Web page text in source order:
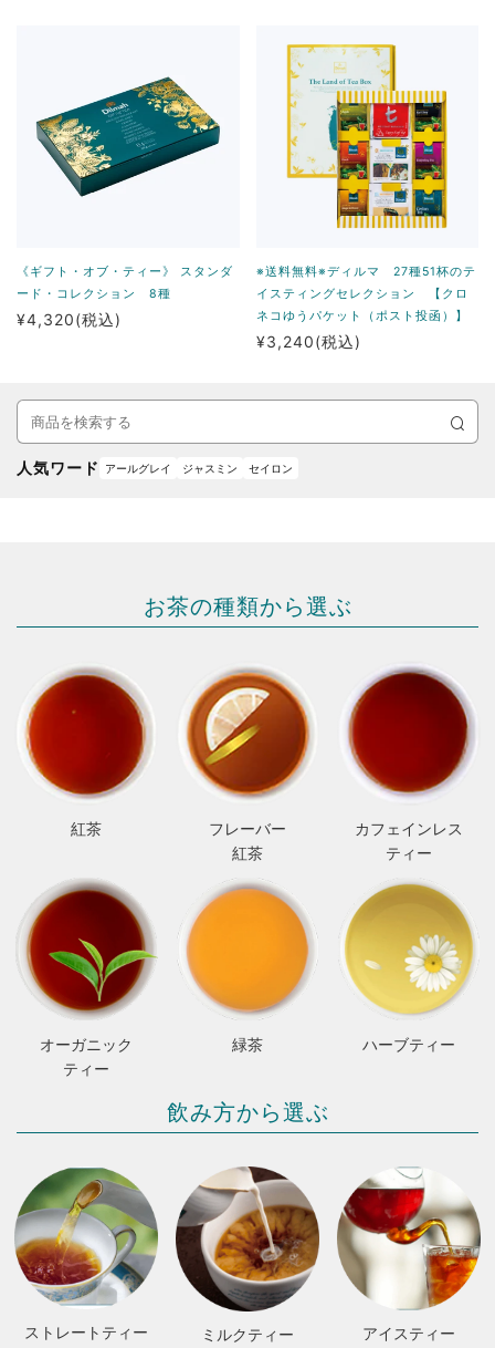
《ギフト・オブ・ティー》 スタンダ
ード・コレクション 8種
¥4,320(税込)
※送料無料※ディルマ 27種51杯のテ
イスティングセレクション 【クロ
ネコゆうパケット（ポスト投函）】
¥3,240(税込)
人気ワード アールグレイ ジャスミン セイロン
お茶の種類から選ぶ
紅茶
フレーバー
紅茶
カフェインレス
ティー
オーガニック
ティー
緑茶 ハーブティー
飲み方から選ぶ
ストレートティー ミルクティー アイスティー